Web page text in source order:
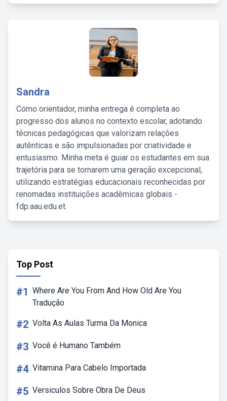
Sandra
Como orientador, minha entrega é completa ao
progresso dos alunos no contexto escolar, adotando
técnicas pedagógicas que valorizam relações
autênticas e são impulsionadas por criatividade e
entusiasmo. Minha meta é guiar os estudantes em sua
trajetória para se tornarem uma geração excepcional,
utilizando estratégias educacionais reconhecidas por
renomadas instituições acadêmicas globais -
fdp.aau.edu.et.
Top Post
#1 Where Are You From And How Old Are You
Tradução
#2 Volta As Aulas Turma Da Monica
#3 Você é Humano Também
#4 Vitamina Para Cabelo Importada
#5 Versiculos Sobre Obra De Deus